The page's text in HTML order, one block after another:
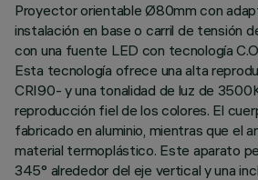
Proyector orientable Ø80mm con
instalación en base o carril de tensión
con una fuente LED con tecnología
Esta tecnología ofrece una alta
CRI90- y una tonalidad de luz de
reproducción fiel de los colores. El
fabricado en aluminio, mientras que el
material termoplástico. Este aparato
345° alrededor del eje vertical y una